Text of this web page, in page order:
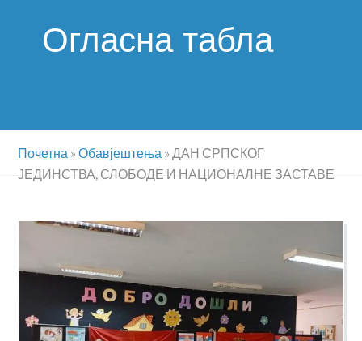
Огласна табла
Почетна »Обавјештења »ДАН СРПСКОГ
ЈЕДИНСТВА, СЛОБОДЕ И НАЦИОНАЛНЕ ЗАСТАВЕ